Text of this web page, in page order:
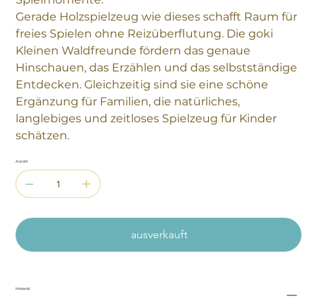
Gerade Holzspielzeug wie dieses schafft Raum für
freies Spielen ohne Reizüberflutung. Die goki
Kleinen Waldfreunde fördern das genaue
Hinschauen, das Erzählen und das selbstständige
Entdecken. Gleichzeitig sind sie eine schöne
Ergänzung für Familien, die natürliches,
langlebiges und zeitloses Spielzeug für Kinder
schätzen.
Anzahl
ausverkauft
Material